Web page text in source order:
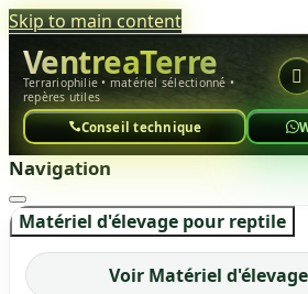
Skip to main content
VentreaTerre
Terrariophilie • matériel sélectionné •
repères utiles

Conseil technique
Navigation
Matériel d'élevage pour reptile
Voir Matériel